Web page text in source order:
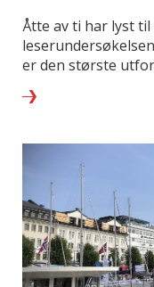
Åtte av ti har lyst til
er den største